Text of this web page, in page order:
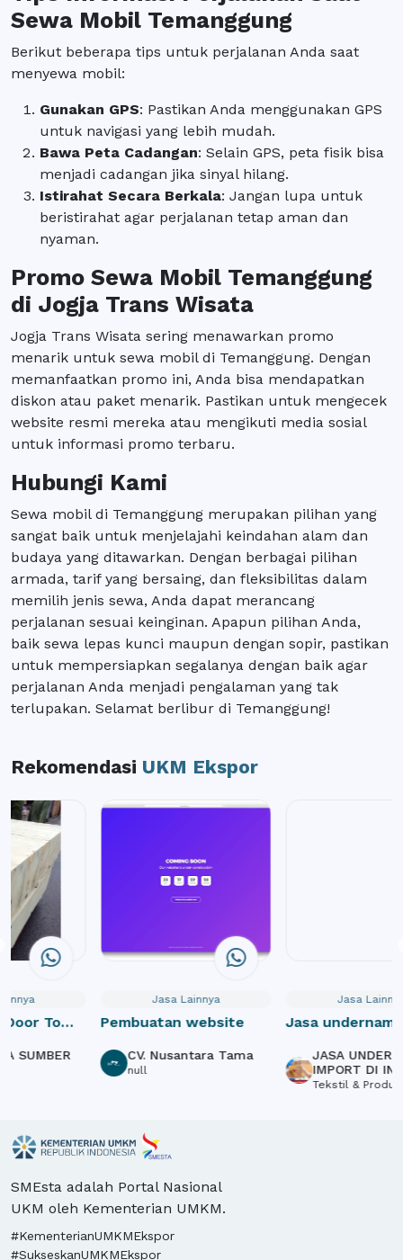
Sewa Mobil Temanggung
Berikut beberapa tips untuk perjalanan Anda saat
menyewa mobil:
Gunakan GPS: Pastikan Anda menggunakan GPS
untuk navigasi yang lebih mudah.
Bawa Peta Cadangan: Selain GPS, peta fisik bisa
menjadi cadangan jika sinyal hilang.
Istirahat Secara Berkala: Jangan lupa untuk
beristirahat agar perjalanan tetap aman dan
nyaman.
Promo Sewa Mobil Temanggung
di Jogja Trans Wisata
Jogja Trans Wisata sering menawarkan promo
menarik untuk sewa mobil di Temanggung. Dengan
memanfaatkan promo ini, Anda bisa mendapatkan
diskon atau paket menarik. Pastikan untuk mengecek
website resmi mereka atau mengikuti media sosial
untuk informasi promo terbaru.
Hubungi Kami
Sewa mobil di Temanggung merupakan pilihan yang
sangat baik untuk menjelajahi keindahan alam dan
budaya yang ditawarkan. Dengan berbagai pilihan
armada, tarif yang bersaing, dan fleksibilitas dalam
memilih jenis sewa, Anda dapat merancang
perjalanan sesuai keinginan. Apapun pilihan Anda,
baik sewa lepas kunci maupun dengan sopir, pastikan
untuk mempersiapkan segalanya dengan baik agar
perjalanan Anda menjadi pengalaman yang tak
terlupakan. Selamat berlibur di Temanggung!
Rekomendasi UKM Ekspor
website
CV. Nusantara Tama
Jasa undername import
JASA UNDERNAME
IMPORT DI INDONESIA
Tekstil & Produk Kulit
SMEsta adalah Portal Nasional
UKM oleh Kementerian UMKM.
#KementerianUMKMEkspor
#SukseskanUMKMEkspor